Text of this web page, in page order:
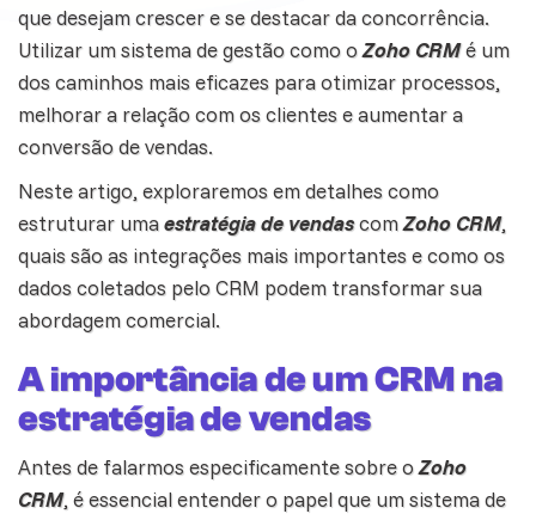
que desejam crescer e se destacar da concorrência.
Utilizar um sistema de gestão como oZoho CRMé um
dos caminhos mais eficazes para otimizar processos,
melhorar a relação com os clientes e aumentar a
conversão devendas.
Neste artigo, exploraremos em detalhes como
estruturar umaestratégia de vendascomZoho CRM,
quais são as integrações mais importantes e como os
dados coletados peloCRM podem transformar sua
abordagem comercial.
A importância de um CRM na
estratégia de vendas
Antes de falarmos especificamente sobre oZoho
CRM, é essencial entender o papel que um sistema de